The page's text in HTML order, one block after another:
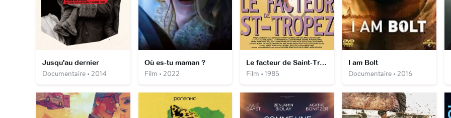
Jusqu'au dernier
Documentaire • 2014
Où es-tu maman ?
Film • 2022
Le facteur de Saint-Tropez
Film • 1985
I am Bolt
Documentaire • 2016